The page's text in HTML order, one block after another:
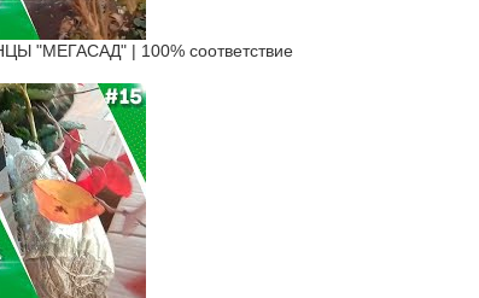
"МЕГАСАД" | 100% соответствие